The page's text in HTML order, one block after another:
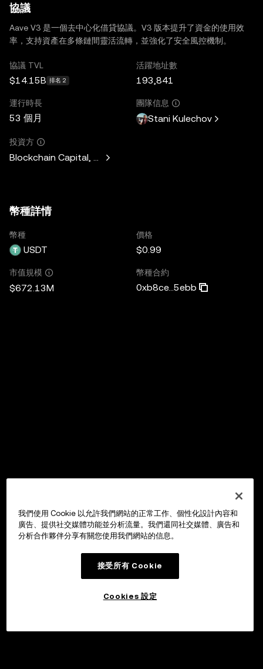
協議
Aave V3 是一個去中心化借貸協議。V3 版本提升了資金的使用效
率，支持資產在多條鏈間靈活流轉，並強化了安全風控機制。
協議 TVL
$14.15B 排名 2
活躍地址數
193,841
運行時長
53 個月
團隊信息
Stani Kulechov
投資方
Blockchain Capital, Standard Crypto, Blockchain.com
幣種詳情
幣種
USDT
價格
$0.99
市值規模
$672.13M
幣種合約
0xb8ce...5ebb
我們使用 Cookie 以允許我們網站的正常工作、個性化設計內容和
廣告、提供社交媒體功能並分析流量。我們還同社交媒體、廣告和
分析合作夥伴分享有關您使用我們網站的信息。
接受所有 Cookie
Cookies 設定